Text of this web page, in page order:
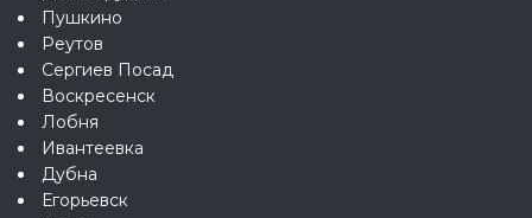
Пушкино
Реутов
Сергиев Посад
Воскресенск
Лобня
Ивантеевка
Дубна
Егорьевск